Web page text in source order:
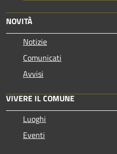
NOVITÀ
Notizie
Comunicati
Avvisi
VIVERE IL COMUNE
Luoghi
Eventi